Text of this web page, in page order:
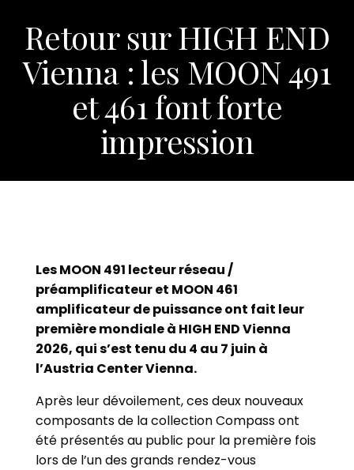
Retour sur HIGH END
Vienna : les MOON 491
et 461 font forte
impression
Les MOON 491 lecteur réseau /
préamplificateur et MOON 461
amplificateur de puissance ont fait leur
première mondiale à HIGH END Vienna
2026, qui s’est tenu du 4 au 7 juin à
l’Austria Center Vienna.
Après leur dévoilement, ces deux nouveaux
composants de la collection Compass ont
été présentés au public pour la première fois
lors de l’un des grands rendez-vous
Assistance
Nous
joindre
Nouvelles
Carrières
Trouver